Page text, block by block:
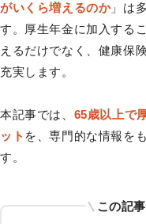
がいくら増えるのか」は
す。厚生年金に加入する
えるだけでなく、健康保
充実します。
本記事では、 65歳以上で
ット を、専門的な情報を
す。
この記